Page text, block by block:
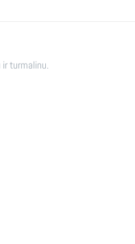
ir turmalinu.